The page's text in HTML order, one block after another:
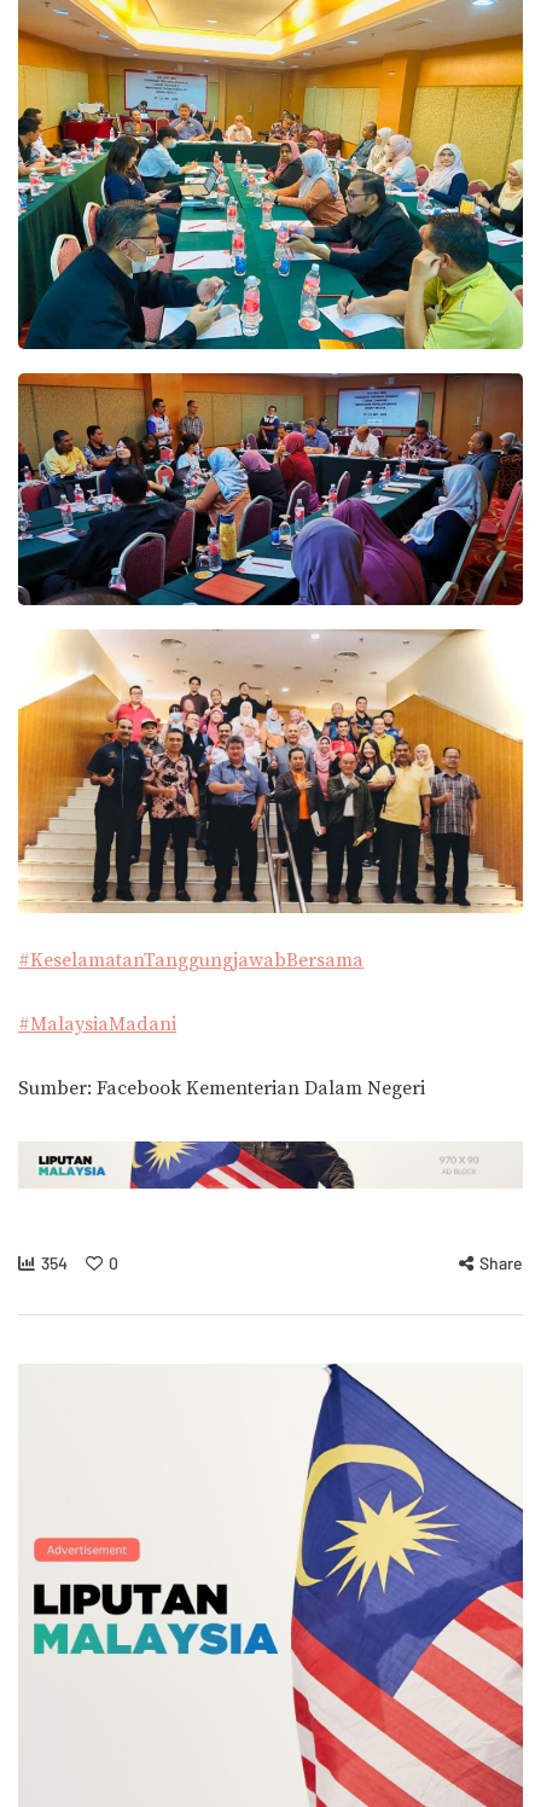
#KeselamatanTanggungjawabBersama
#MalaysiaMadani
Sumber: Facebook Kementerian Dalam Negeri
354 0 Share